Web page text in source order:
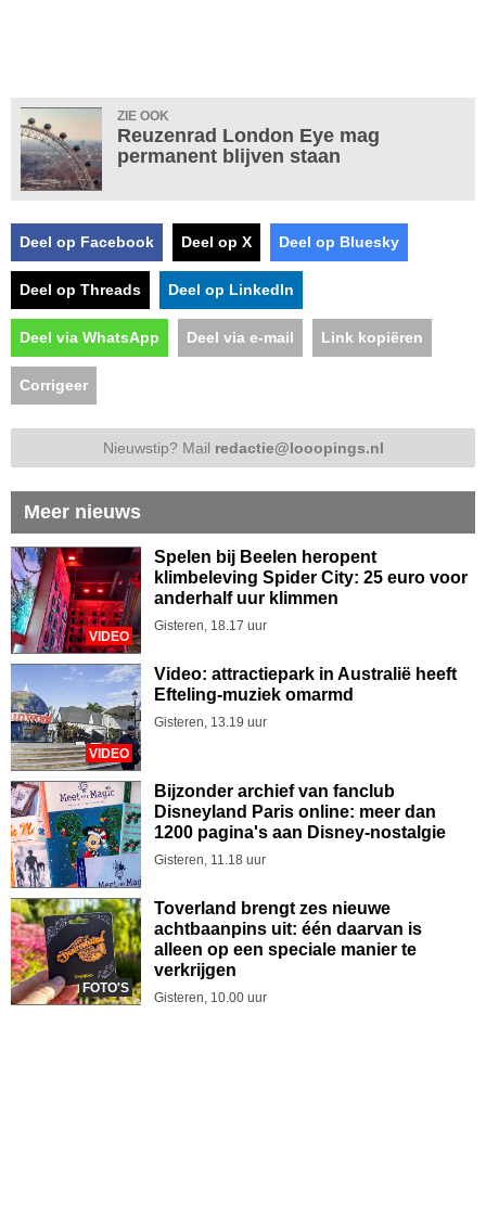
ZIE OOK
Reuzenrad London Eye mag
permanent blijven staan
Deel op Facebook Deel op X Deel op Bluesky
Deel op Threads Deel op LinkedIn
Deel via WhatsApp Deel via e-mail Link kopiëren
Corrigeer
Nieuwstip? Mail redactie@looopings.nl
Meer nieuws
VIDEO
Spelen bij Beelen heropent
klimbeleving Spider City: 25 euro voor
anderhalf uur klimmen
Gisteren, 18.17 uur
VIDEO
Video: attractiepark in Australië heeft
Efteling-muziek omarmd
Gisteren, 13.19 uur
Bijzonder archief van fanclub
Disneyland Paris online: meer dan
1200 pagina's aan Disney-nostalgie
Gisteren, 11.18 uur
FOTO'S
Toverland brengt zes nieuwe
achtbaanpins uit: één daarvan is
alleen op een speciale manier te
verkrijgen
Gisteren, 10.00 uur